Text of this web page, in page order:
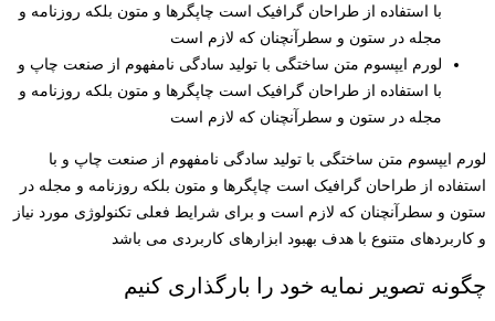
با استفاده از طراحان گرافیک است چاپگرها و متون بلکه روزنامه و
مجله در ستون و سطرآنچنان که لازم است
لورم ایپسوم متن ساختگی با تولید سادگی نامفهوم از صنعت چاپ و
با استفاده از طراحان گرافیک است چاپگرها و متون بلکه روزنامه و
مجله در ستون و سطرآنچنان که لازم است
لورم ایپسوم متن ساختگی با تولید سادگی نامفهوم از صنعت چاپ و با
استفاده از طراحان گرافیک است چاپگرها و متون بلکه روزنامه و مجله در
ستون و سطرآنچنان که لازم است و برای شرایط فعلی تکنولوژی مورد نیاز
و کاربردهای متنوع با هدف بهبود ابزارهای کاربردی می باشد
چگونه تصویر نمایه خود را بارگذاری کنیم